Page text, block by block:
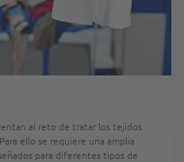
al reto de tratar los tejidos
ello se requiere una amplia
para diferentes tipos de